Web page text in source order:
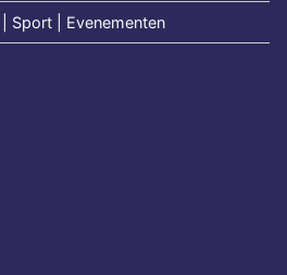
Sport | Evenementen